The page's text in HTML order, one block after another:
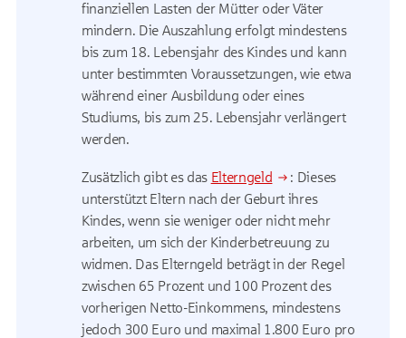
finanziellen Lasten der Mütter oder Väter
mindern. Die Auszahlung erfolgt mindestens
bis zum 18. Lebensjahr des Kindes und kann
unter bestimmten Voraussetzungen, wie etwa
während einer Ausbildung oder eines
Studiums, bis zum 25. Lebensjahr verlängert
werden.
Zusätzlich gibt es das Elterngeld
: Dieses
unterstützt Eltern nach der Geburt ihres
Kindes, wenn sie weniger oder nicht mehr
arbeiten, um sich der Kinderbetreuung zu
widmen. Das Elterngeld beträgt in der Regel
zwischen 65 Prozent und 100 Prozent des
vorherigen Netto-Einkommens, mindestens
jedoch 300 Euro und maximal 1.800 Euro pro